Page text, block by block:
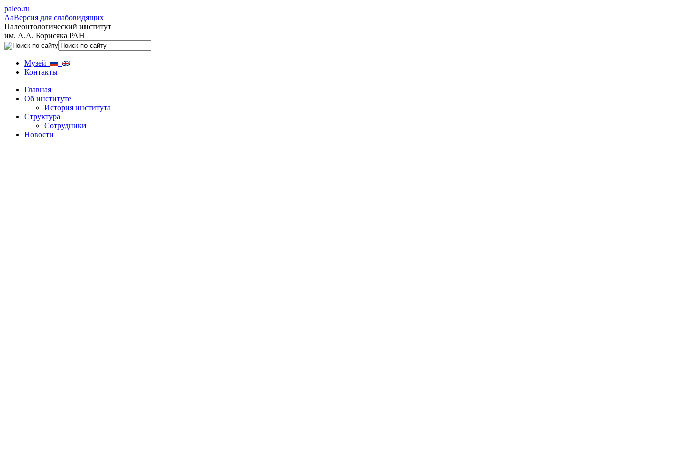
paleo.ru
AaВерсия для слабовидящих
Палеонтологический институт
им. А.А. Борисяка РАН
Музей
Контакты
Главная
Об институте
История института
Структура
Сотрудники
Новости